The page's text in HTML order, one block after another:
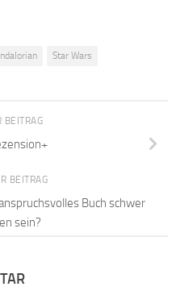
Star Wars
BEITRAG
BEITRAG
Buch schwer
sein?